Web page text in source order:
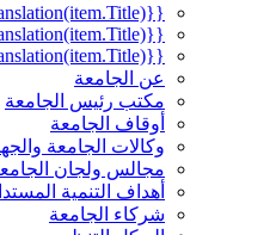
{{mmc.getCurrentTranslation(item.Title)}}
{{mmc.getCurrentTranslation(item.Title)}}
{{mmc.getCurrentTranslation(item.Title)}}
عن الجامعة
مكتب رئيس الجامعة
أوقاف الجامعة
وكالات الجامعة
مجالس ولجان
أهداف التنمية
شركاء الجامعة